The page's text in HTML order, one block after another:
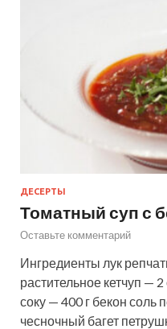
ДЕСЕРТЫ
Томатный суп с
Оставьте комментарий
Ингредиенты лук
растительное кетчуп —
соку — 400 г бекон
чесночный багет